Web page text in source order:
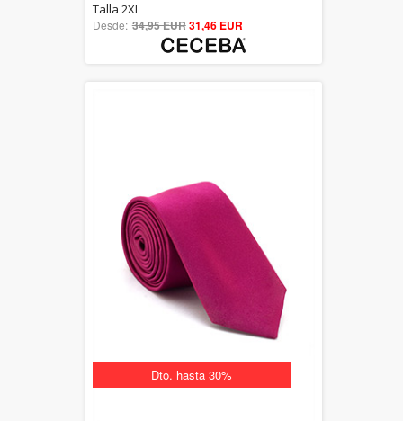
out of 5
Talla 2XL
Desde: 34,95 EUR31,46 EUR
Dto. hasta 30%